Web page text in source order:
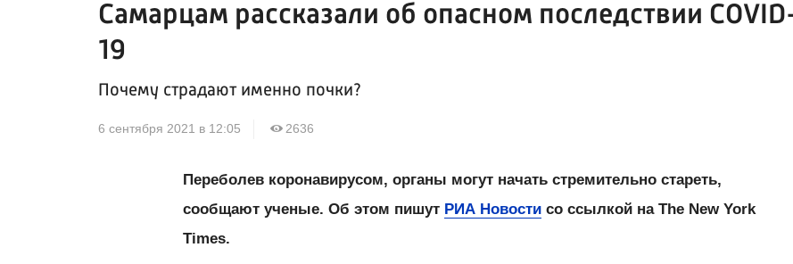
Самарцам рассказали об опасном последствии
19
Почему страдают именно почки?
6 сентября 2021 в 12:05 2636
Переболев коронавирусом, органы могут начать стремительно стареть,
сообщают ученые. Об этом пишут РИА Новости со ссылкой на The New York
Times.